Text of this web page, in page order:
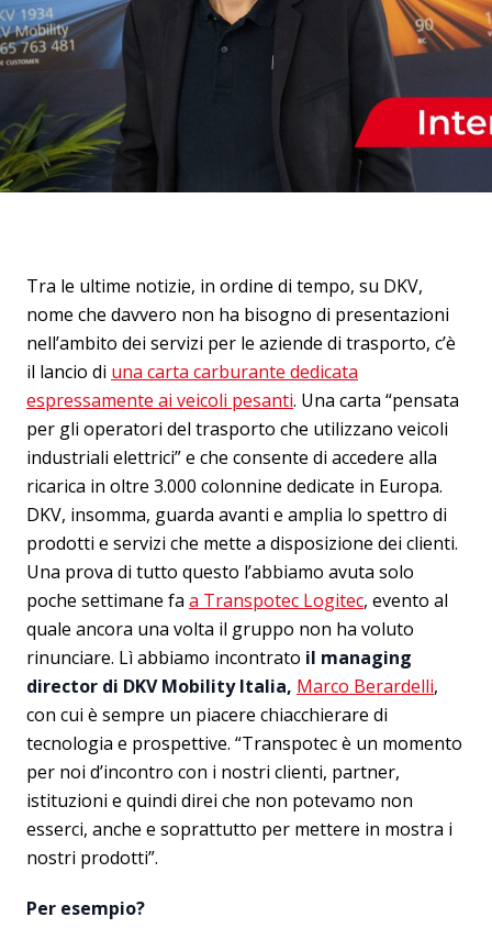
Tra le ultime notizie, in ordine di tempo, su DKV,
nome che davvero non ha bisogno di presentazioni
nell’ambito dei servizi per le aziende di trasporto, c’è
il lancio di una carta carburante dedicata
espressamente ai veicoli pesanti. Una carta “pensata
per gli operatori del trasporto che utilizzano veicoli
industriali elettrici” e che consente di accedere alla
ricarica in oltre 3.000 colonnine dedicate in Europa.
DKV, insomma, guarda avanti e amplia lo spettro di
prodotti e servizi che mette a disposizione dei clienti.
Una prova di tutto questo l’abbiamo avuta solo
poche settimane fa a Transpotec Logitec, evento al
quale ancora una volta il gruppo non ha voluto
rinunciare. Lì abbiamo incontrato il managing
director di DKV Mobility Italia, Marco Berardelli,
con cui è sempre un piacere chiacchierare di
tecnologia e prospettive. “Transpotec è un momento
per noi d’incontro con i nostri clienti, partner,
istituzioni e quindi direi che non potevamo non
esserci, anche e soprattutto per mettere in mostra i
nostri prodotti”.
Per esempio?